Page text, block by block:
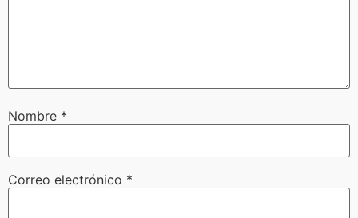
Nombre *
Correo electrónico *